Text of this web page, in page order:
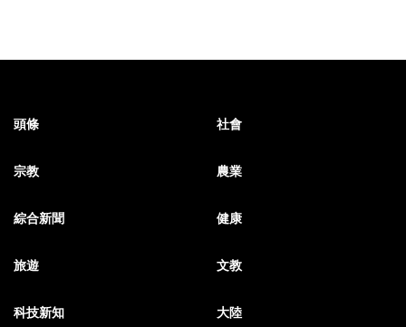
頭條 社會
宗教 農業
綜合新聞 健康
旅遊 文教
科技新知 大陸